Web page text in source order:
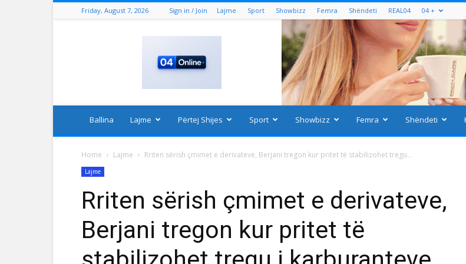
Friday, August 7, 2026 Sign in / Join Lajme Sport Showbizz Femra Shëndeti REAL04 04 +
Ballina Lajme Përtej Shijes Sport Showbizz Femra Shëndeti
Home Lajme Rriten sërish çmimet e derivateve, Berjani tregon kur pritet të stabilizohet tregu...
Lajme
Rriten sërish çmimet e derivateve,
Berjani tregon kur pritet të